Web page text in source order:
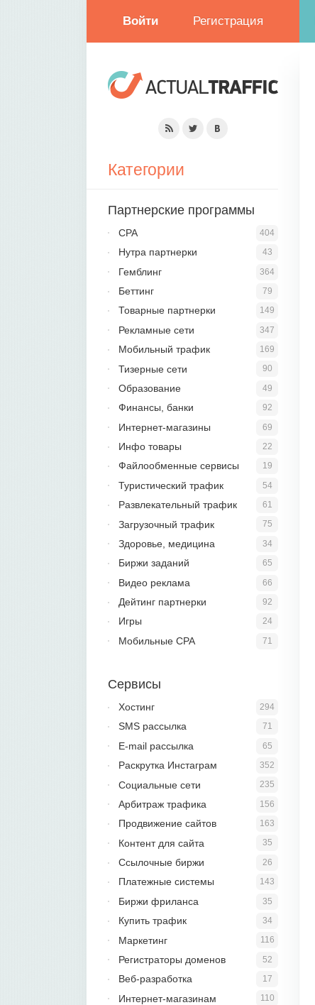
Войти Регистрация
Категории
Партнерские программы
404
CPA
43
Нутра партнерки
364
Гемблинг
79
Беттинг
149
Товарные партнерки
347
Рекламные сети
169
Мобильный трафик
90
Тизерные сети
49
Образование
92
Финансы, банки
69
Интернет-магазины
22
Инфо товары
19
Файлообменные сервисы
54
Туристический трафик
61
Развлекательный трафик
75
Загрузочный трафик
34
Здоровье, медицина
65
Биржи заданий
66
Видео реклама
92
Дейтинг партнерки
24
Игры
71
Мобильные CPA
Сервисы
294
Хостинг
71
SMS рассылка
65
E-mail рассылка
352
Раскрутка Инстаграм
235
Социальные сети
156
Арбитраж трафика
163
Продвижение сайтов
35
Контент для сайта
26
Ссылочные биржи
143
Платежные системы
35
Биржи фриланса
34
Купить трафик
116
Маркетинг
52
Регистраторы доменов
17
Веб-разработка
110
Интернет-магазинам